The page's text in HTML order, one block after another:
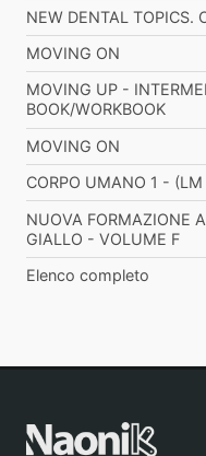
NEW DENTAL TOPICS.
MOVING ON
MOVING UP -
BOOK/WORKBOOK
MOVING ON
CORPO UMANO 1 - (LM
NUOVA FORMAZIONE
GIALLO - VOLUME F
Elenco completo